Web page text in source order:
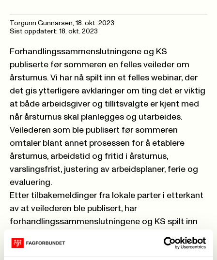
Torgunn Gunnarsen, 18. okt. 2023
Sist oppdatert: 18. okt. 2023
Forhandlingssammenslutningene og KS
publiserte før sommeren en felles veileder om
årsturnus. Vi har nå spilt inn et felles webinar, der
det gis ytterligere avklaringer om ting det er viktig
at både arbeidsgiver og tillitsvalgte er kjent med
når årsturnus skal planlegges og utarbeides.
Veilederen som ble publisert før sommeren
omtaler blant annet prosessen for å etablere
årsturnus, arbeidstid og fritid i årsturnus,
varslingsfrist, justering av arbeidsplaner, ferie og
evaluering.
Etter tilbakemeldinger fra lokale parter i etterkant
av at veilederen ble publisert, har
forhandlingssammenslutningene og KS spilt inn
et webinar hvor vi sammen går gjennom enkelte
punkter hvor det har vist seg at det er et særlig